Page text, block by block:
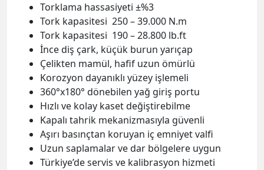
Torklama hassasiyeti ±%3
Tork kapasitesi 250 – 39.000 N.m
Tork kapasitesi 190 – 28.800 lb.ft
İnce diş çark, küçük burun yarıçap
Çelikten mamül, hafif uzun ömürlü
Korozyon dayanıklı yüzey işlemeli
360°x180° dönebilen yağ giriş portu
Hızlı ve kolay kaset değiştirebilme
Kapalı tahrik mekanizmasıyla güvenli
Aşırı basınçtan koruyan iç emniyet valfi
Uzun saplamalar ve dar bölgelere uygun
Türkiye’de servis ve kalibrasyon hizmeti